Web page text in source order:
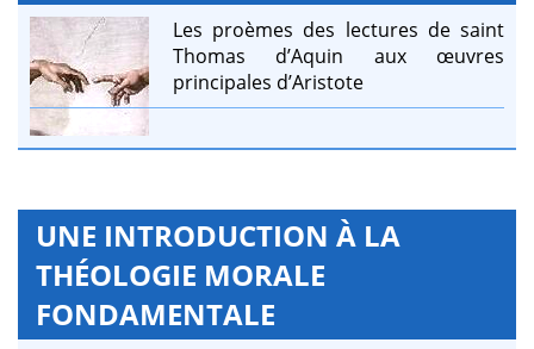
Les proèmes des lectures de saint
Thomas d’Aquin aux œuvres
principales d’Aristote
UNE INTRODUCTION À LA
THÉOLOGIE MORALE
FONDAMENTALE